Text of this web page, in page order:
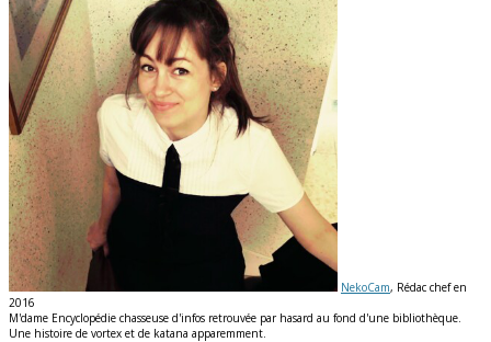
NekoCam, Rédac chef en
2016
M'dame Encyclopédie chasseuse d'infos retrouvée par hasard au fond d'une bibliothèque.
Une histoire de vortex et de katana apparemment.